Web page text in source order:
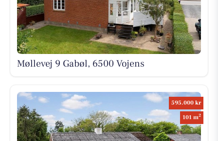
Møllevej 9 Gabøl, 6500 Vojens
595.000 kr
101 m2